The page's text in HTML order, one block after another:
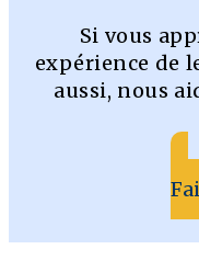
Si vous
expérience de
aussi, nous